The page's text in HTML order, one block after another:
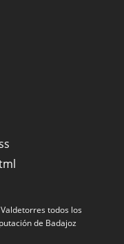
todos los
de Badajoz